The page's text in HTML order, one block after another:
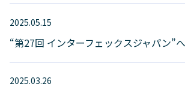
2025.05.15
“第27回 インターフェックスジャパン”
2025.03.26